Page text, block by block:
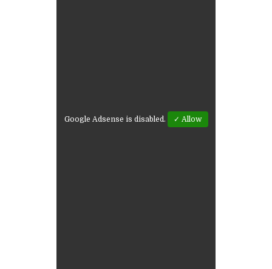
Google Adsense is disabled. ✓ Allow